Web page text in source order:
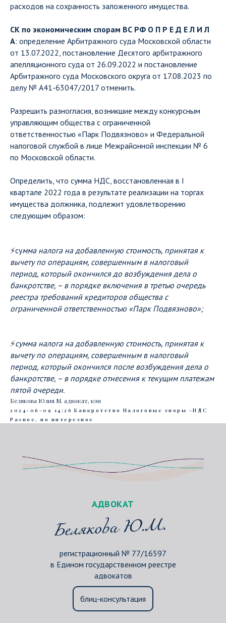
расходов на сохранность заложенного имущества.
СК по экономическим спорам ВС РФ О П Р Е Д Е Л И Л
А: определение Арбитражного суда Московской области
от 13.07.2022, постановление Десятого арбитражного
апелляционного суда от 26.09.2022 и постановление
Арбитражного суда Московского округа от 17.08.2023 по
делу № А41-63047/2017 отменить.
Разрешить разногласия, возникшие между конкурсным
управляющим общества с ограниченной
ответственностью «Парк Подвязново» и Федеральной
налоговой службой в лице Межрайонной инспекции № 6
по Московской области.
Определить, что сумма НДС, восстановленная в I
квартале 2022 года в результате реализации на торгах
имущества должника, подлежит удовлетворению
следующим образом:
⚡️сумма налога на добавленную стоимость, принятая к
вычету по операциям, совершенным в налоговый
период, который окончился до возбуждения дела о
банкротстве, – в порядке включения в третью очередь
реестра требований кредиторов общества с
ограниченной ответственностью «Парк Подвязново»;
⚡️сумма налога на добавленную стоимость, принятая к
вычету по операциям, совершенным в налоговый
период, который окончился после возбуждения дела о
банкротстве, – в порядке отнесения к текущим платежам
пятой очереди.
Белякова Юлия М. адвокат, кэн
2024-06-09 14:26 Банкротство Налоговые споры -НДС
Разное, но интересное
АДВОКАТ
регистрационный № 77/16597
в Едином государственном реестре
адвокатов
блиц-консультация